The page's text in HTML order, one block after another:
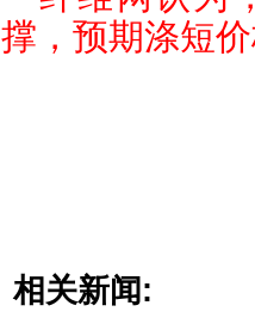
撑，预期涤短
相关新闻: